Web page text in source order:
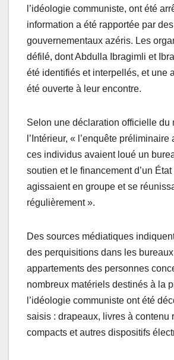
l’idéologie communiste, ont été
information a été rapportée par
gouvernementaux azéris. Les
défilé, dont Abdulla Ibragimli et
été identifiés et interpellés, et une
été ouverte à leur encontre.
Selon une déclaration officielle du
l’Intérieur, « l’enquête
ces individus avaient loué un
soutien et le financement d’un État
agissaient en groupe et se
régulièrement ».
Des sources médiatiques
des perquisitions dans les
appartements des personnes
nombreux matériels destinés à la
l’idéologie communiste ont été
saisis : drapeaux, livres à contenu
compacts et autres dispositifs